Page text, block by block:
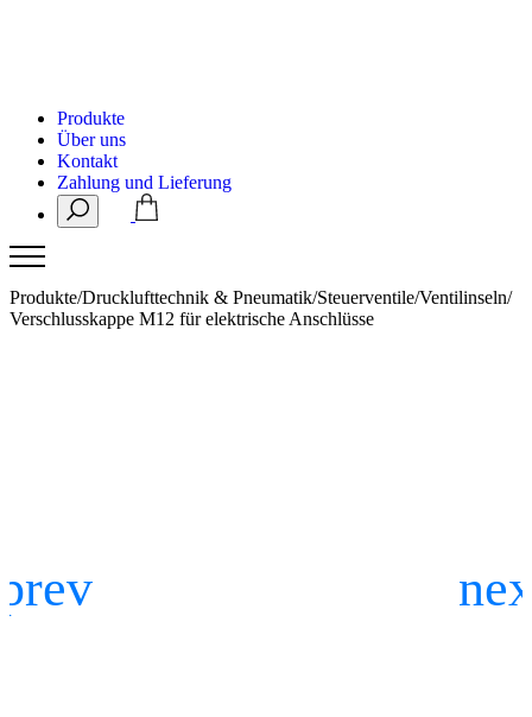
Produkte
Über uns
Kontakt
Zahlung und Lieferung
Produkte/Drucklufttechnik & Pneumatik/Steuerventile/Ventilinseln/
Verschlusskappe M12 für elektrische Anschlüsse